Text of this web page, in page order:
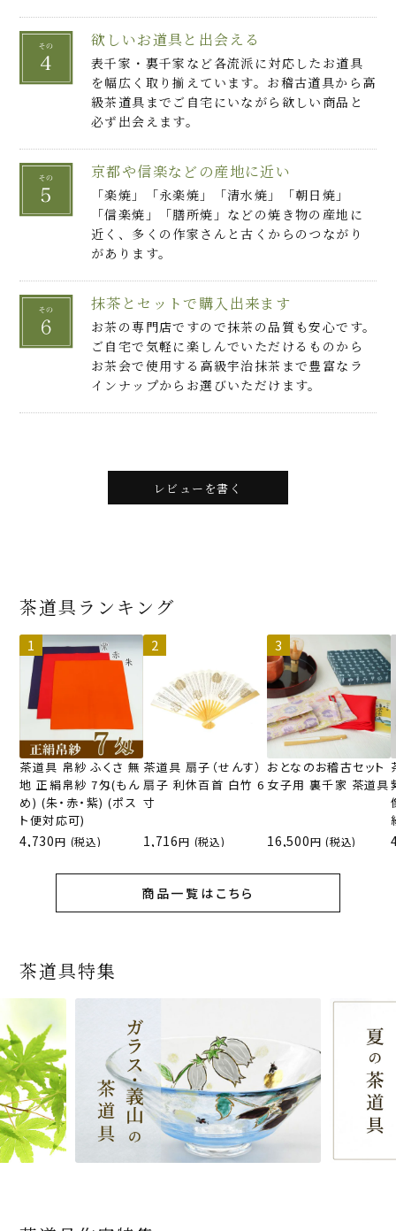
欲しいお道具と出会える
表千家・裏千家など各流派に対応したお道具
を幅広く取り揃えています。お稽古道具から高
級茶道具までご自宅にいながら欲しい商品と
必ず出会えます。
京都や信楽などの産地に近い
「楽焼」「永楽焼」「清水焼」「朝日焼」
「信楽焼」「膳所焼」などの焼き物の産地に
近く、多くの作家さんと古くからのつながり
があります。
抹茶とセットで購入出来ます
お茶の専門店ですので抹茶の品質も安心です。
ご自宅で気軽に楽しんでいただけるものから
お茶会で使用する高級宇治抹茶まで豊富なラ
インナップからお選びいただけます。
レビューを書く
茶道具ランキング
茶道具 帛紗 ふくさ 無
地 正絹帛紗 7匁(もん
め) (朱・赤・紫) (ポス
ト便対応可)
4,730 (税込)
茶道具 扇子（せんす）
扇子 利休百首 白竹 6
寸
1,716 (税込)
おとなのお稽古セット
女子用 裏千家 茶道具
16,500 (税込)
商品一覧はこちら
茶道具特集